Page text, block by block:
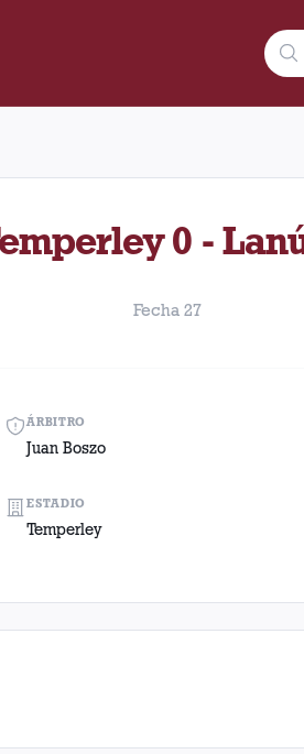
el Sábado, 30 de octubre de
0 -
Fecha 27
ÁRBITRO
Juan Boszo
ESTADIO
Temperley